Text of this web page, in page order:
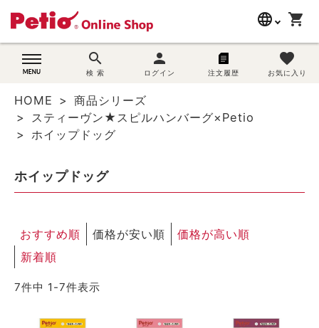
language
wovn-lang-name
shopping_cart
search
検 索
person
ログイン 注文履歴
favorite
お気に入り
search
猫用品
ブランド別に探す
目的別に探す
SNS
ご利用案内
HOME
商品シリーズ
スティーヴン★スピルハンバーグ×Petio
ホイップドッグ
ホイップドッグ
おすすめ順 価格が安い順
価格が高い順
新着順
7件中 1 -7件表示